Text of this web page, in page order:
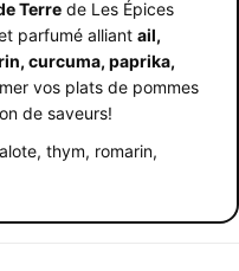
Terre de Les Épices
parfumé alliant ail,
curcuma, paprika,
vos plats de pommes
de saveurs!
thym, romarin,